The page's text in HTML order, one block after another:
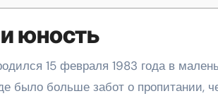
юность
15 февраля 1983 года в
было больше забот о пропитании,